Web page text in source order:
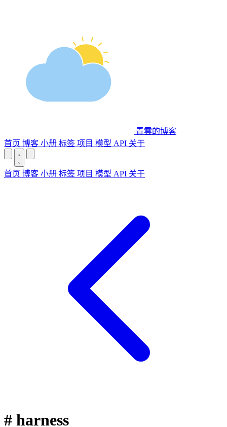
青雲的博客
首页 博客 小册 标签 项目 模型 API 关于
首页 博客 小册 标签 项目 模型 API 关于
# harness